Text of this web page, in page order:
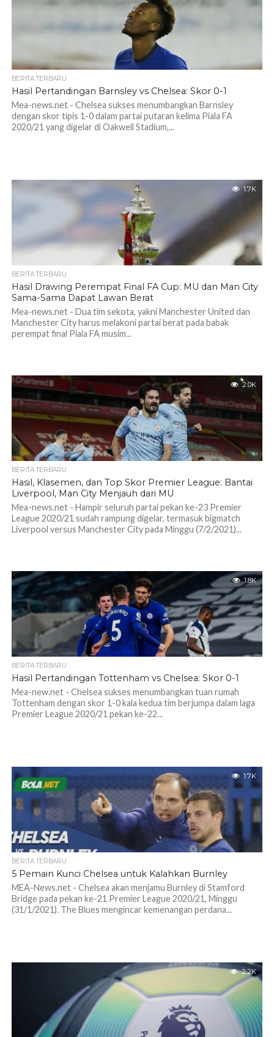
BERITA TERBARU
Hasil Pertandingan Barnsley vs Chelsea: Skor 0-1
Mea-news.net - Chelsea sukses menumbangkan Barnsley
dengan skor tipis 1-0 dalam partai putaran kelima Piala FA
2020/21 yang digelar di Oakwell Stadium,...
1.7K
BERITA TERBARU
Hasil Drawing Perempat Final FA Cup: MU dan Man City
Sama-Sama Dapat Lawan Berat
Mea-news.net - Dua tim sekota, yakni Manchester United dan
Manchester City harus melakoni partai berat pada babak
perempat final Piala FA musim...
2.0K
BERITA TERBARU
Hasil, Klasemen, dan Top Skor Premier League: Bantai
Liverpool, Man City Menjauh dari MU
Mea-news.net - Hampir seluruh partai pekan ke-23 Premier
League 2020/21 sudah rampung digelar, termasuk bigmatch
Liverpool versus Manchester City pada Minggu (7/2/2021)...
1.8K
BERITA TERBARU
Hasil Pertandingan Tottenham vs Chelsea: Skor 0-1
Mea-new.net - Chelsea sukses menumbangkan tuan rumah
Tottenham dengan skor 1-0 kala kedua tim berjumpa dalam laga
Premier League 2020/21 pekan ke-22...
1.7K
BERITA TERBARU
5 Pemain Kunci Chelsea untuk Kalahkan Burnley
MEA-News.net - Chelsea akan menjamu Burnley di Stamford
Bridge pada pekan ke-21 Premier League 2020/21, Minggu
(31/1/2021). The Blues mengincar kemenangan perdana...
2.2K